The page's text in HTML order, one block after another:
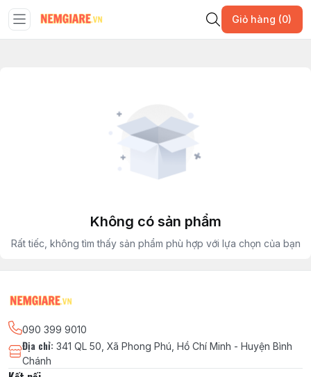
Giỏ hàng (0)
Không có sản phẩm
Rất tiếc, không tìm thấy sản phẩm phù hợp với lựa chọn của bạn
090 399 9010
Địa chỉ: 341 QL 50, Xã Phong Phú, Hồ Chí Minh - Huyện Bình
Chánh